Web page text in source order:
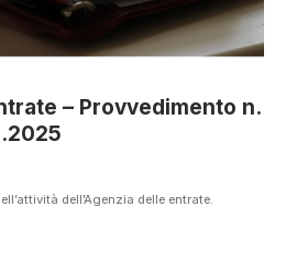
– Provvedimento n.
dell’Agenzia delle entrate.